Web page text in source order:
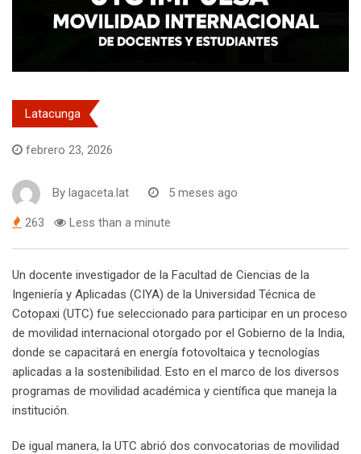
Latacunga
febrero 23, 2026
By lagaceta.lat 5 meses ago
263 Less than a minute
Un docente investigador de la Facultad de Ciencias de la
Ingeniería y Aplicadas (CIYA) de la Universidad Técnica de
Cotopaxi (UTC) fue seleccionado para participar en un proceso
de movilidad internacional otorgado por el Gobierno de la India,
donde se capacitará en energía fotovoltaica y tecnologías
aplicadas a la sostenibilidad. Esto en el marco de los diversos
programas de movilidad académica y científica que maneja la
institución.
De igual manera, la UTC abrió dos convocatorias de movilidad